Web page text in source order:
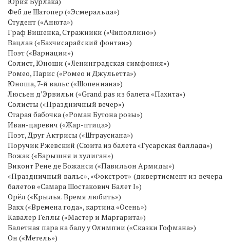
Феб де Шатопер («Эсмеральда»)
Студент («Анюта»)
Граф Вишенка, Стражники («Чиполлино»)
Вацлав («Бахчисарайский фонтан»)
Поэт («Вариации»)
Солист, Юноши («Ленинградская симфония»)
Ромео, Парис («Ромео и Джульетта»)
Юноша, 7-й вальс («Шопениана»)
Люсьен д’Эрвильи («Grand pas из балета «Пахита»)
Солисты («Праздничный вечер»)
Старая бабочка («Роман Бутона розы»)
Иван-царевич («Жар-птица»)
Поэт, Друг Актрисы («Штраусиана»)
Поручик Ржевский (Сюита из балета «Гусарская баллада»)
Вожак («Барышня и хулиган»)
Виконт Рене де Божанси («Павильон Армиды»)
«Праздничный вальс», «Фокстрот» (дивертисмент из вечера
балетов «Самара Шостакович Балет I»)
Орёл («Крылья. Время любить»)
Вакх («Времена года», картина «Осень»)
Кавалер Геллы («Мастер и Маргарита»)
Балетная пара на балу у Олимпии («Сказки Гофмана»)
Он («Метель»)